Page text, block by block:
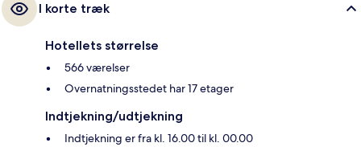
I korte træk
Hotellets størrelse
566 værelser
Overnatningsstedet har 17 etager
Indtjekning/udtjekning
Indtjekning er fra kl. 16.00 til kl. 00.00